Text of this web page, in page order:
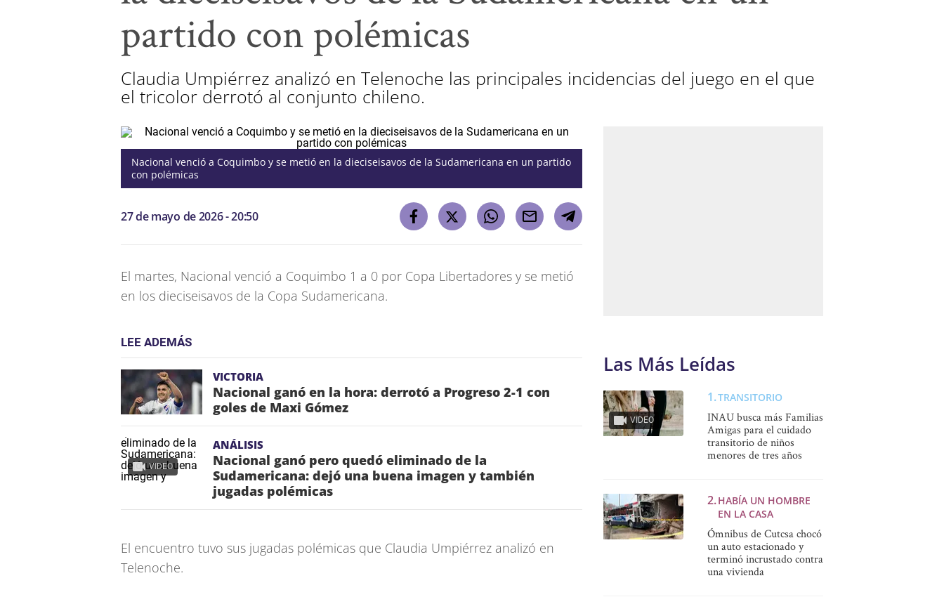
partido con polémicas
Claudia Umpiérrez analizó en Telenoche las principales incidencias del juego en el que
el tricolor derrotó al conjunto chileno.
Nacional venció a Coquimbo y se metió en la dieciseisavos de la Sudamericana en un partido
con polémicas
27 de mayo de 2026 - 20:50
El martes, Nacional venció a Coquimbo 1 a 0 por Copa Libertadores y se metió
en los dieciseisavos de la Copa Sudamericana.
LEE ADEMÁS
VICTORIA
Nacional ganó en la hora: derrotó a Progreso 2-1 con
goles de Maxi Gómez
VIDEO
ANÁLISIS
Nacional ganó pero quedó eliminado de la
Sudamericana: dejó una buena imagen y también
jugadas polémicas
El encuentro tuvo sus jugadas polémicas que Claudia Umpiérrez analizó en
Telenoche.
Las Más Leídas
VIDEO
TRANSITORIO
INAU busca más Familias
Amigas para el cuidado
transitorio de niños
menores de tres años
HABÍA UN HOMBRE
EN LA CASA
Ómnibus de Cutcsa chocó
un auto estacionado y
terminó incrustado contra
una vivienda